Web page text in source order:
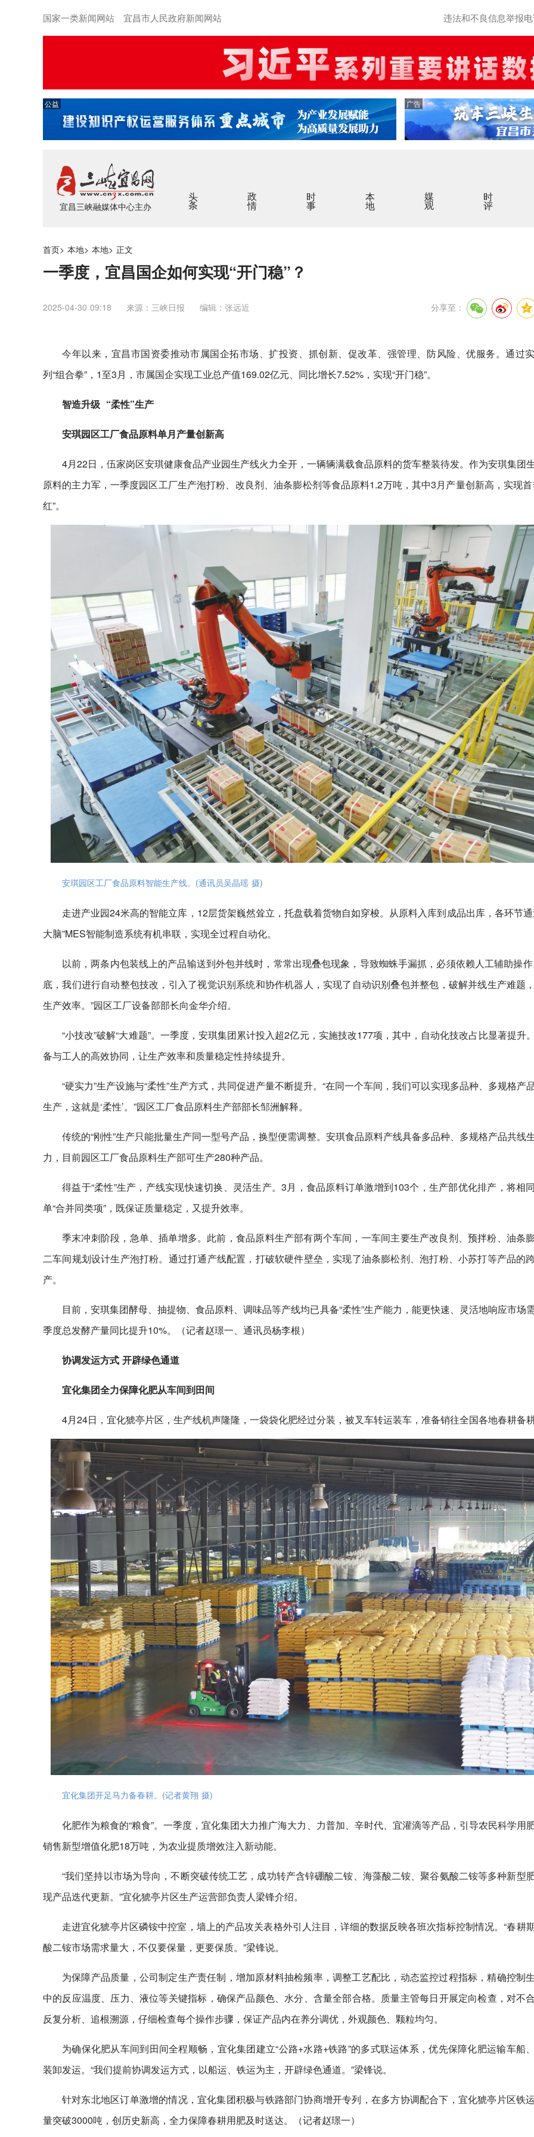
国家一类新闻网站 宜昌市人民政府新闻网站 违法和不良信息举报
公益 广告
宜昌三峡融媒体中心主办
头条 政情 时事 本地 媒观 时评
首页> 本地> 本地> 正文
一季度，宜昌国企如何实现“开门稳”？
2025-04-30 09:18 来源：三峡日报 编辑：张远近 分享至：
今年以来，宜昌市国资委推动市属国企拓市场、扩投资、抓创新、促改革、强管理、防风险、优服务。通过
列“组合拳”，1至3月，市属国企实现工业总产值169.02亿元、同比增长7.52%，实现“开门稳”。
智造升级 “柔性”生产
安琪园区工厂食品原料单月产量创新高
4月22日，伍家岗区安琪健康食品产业园生产线火力全开，一辆辆满载食品原料的货车整装待发。作为安琪集团
原料的主力军，一季度园区工厂生产泡打粉、改良剂、油条膨松剂等食品原料1.2万吨，其中3月产量创新高，实现首
红”。
安琪园区工厂食品原料智能生产线。(通讯员吴晶瑶 摄)
走进产业园24米高的智能立库，12层货架巍然耸立，托盘载着货物自如穿梭。从原料入库到成品出库，各环节通
大脑”MES智能制造系统有机串联，实现全过程自动化。
以前，两条内包装线上的产品输送到外包并线时，常常出现叠包现象，导致蜘蛛手漏抓，必须依赖人工辅助操作
底，我们进行自动整包技改，引入了视觉识别系统和协作机器人，实现了自动识别叠包并整包，破解并线生产难题
生产效率。”园区工厂设备部部长向金华介绍。
“小技改”破解“大难题”。一季度，安琪集团累计投入超2亿元，实施技改177项，其中，自动化技改占比显著提升
备与工人的高效协同，让生产效率和质量稳定性持续提升。
“硬实力”生产设施与“柔性”生产方式，共同促进产量不断提升。“在同一个车间，我们可以实现多品种、多规格产
生产，这就是‘柔性’。”园区工厂食品原料生产部部长邹洲解释。
传统的“刚性”生产只能批量生产同一型号产品，换型便需调整。安琪食品原料产线具备多品种、多规格产品共线
力，目前园区工厂食品原料生产部可生产280种产品。
得益于“柔性”生产，产线实现快速切换、灵活生产。3月，食品原料订单激增到103个，生产部优化排产，将相
单“合并同类项”，既保证质量稳定，又提升效率。
季末冲刺阶段，急单、插单增多。此前，食品原料生产部有两个车间，一车间主要生产改良剂、预拌粉、油条
二车间规划设计生产泡打粉。通过打通产线配置，打破软硬件壁垒，实现了油条膨松剂、泡打粉、小苏打等产品的
产。
目前，安琪集团酵母、抽提物、食品原料、调味品等产线均已具备“柔性”生产能力，能更快速、灵活地响应市场
季度总发酵产量同比提升10%。（记者赵璟一、通讯员杨李根）
协调发运方式 开辟绿色通道
宜化集团全力保障化肥从车间到田间
4月24日，宜化猇亭片区，生产线机声隆隆，一袋袋化肥经过分装，被叉车转运装车，准备销往全国各地春耕备
宜化集团开足马力备春耕。(记者黄翔 摄)
化肥作为粮食的“粮食”。一季度，宜化集团大力推广海大力、力普加、辛时代、宜灌滴等产品，引导农民科学用
销售新型增值化肥18万吨，为农业提质增效注入新动能。
“我们坚持以市场为导向，不断突破传统工艺，成功转产含锌硼酸二铵、海藻酸二铵、聚谷氨酸二铵等多种新型
现产品迭代更新。”宜化猇亭片区生产运营部负责人梁锋介绍。
走进宜化猇亭片区磷铵中控室，墙上的产品攻关表格外引人注目，详细的数据反映各班次指标控制情况。“春耕
酸二铵市场需求量大，不仅要保量，更要保质。”梁锋说。
为保障产品质量，公司制定生产责任制，增加原材料抽检频率，调整工艺配比，动态监控过程指标，精确控制
中的反应温度、压力、液位等关键指标，确保产品颜色、水分、含量全部合格。质量主管每日开展定向检查，对不
反复分析、追根溯源，仔细检查每个操作步骤，保证产品内在养分调优，外观颜色、颗粒均匀。
为确保化肥从车间到田间全程顺畅，宜化集团建立“公路+水路+铁路”的多式联运体系，优先保障化肥运输车船
装卸发运。“我们提前协调发运方式，以船运、铁运为主，开辟绿色通道。”梁锋说。
针对东北地区订单激增的情况，宜化集团积极与铁路部门协商增开专列，在多方协调配合下，宜化猇亭片区铁
量突破3000吨，创历史新高，全力保障春耕用肥及时送达。（记者赵璟一）